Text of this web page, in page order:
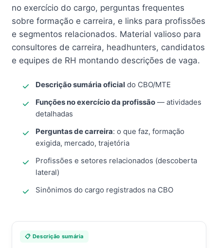
no exercício do cargo, perguntas frequentes
sobre formação e carreira, e links para profissões
e segmentos relacionados. Material valioso para
consultores de carreira, headhunters, candidatos
e equipes de RH montando descrições de vaga.
Descrição sumária oficial do CBO/MTE
Funções no exercício da profissão — atividades
detalhadas
Perguntas de carreira: o que faz, formação
exigida, mercado, trajetória
Profissões e setores relacionados (descoberta
lateral)
Sinônimos do cargo registrados na CBO
📋 Descrição sumária